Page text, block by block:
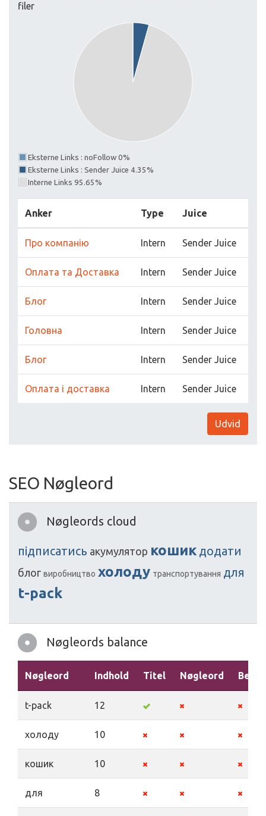
filer
Eksterne Links : noFollow 0%
Eksterne Links : Sender Juice 4.35%
Interne Links 95.65%
Anker Type Juice
Про компанію Intern Sender Juice
Оплата та Доставка Intern Sender Juice
Блог Intern Sender Juice
Головна Intern Sender Juice
Блог Intern Sender Juice
Оплата і доставка Intern Sender Juice
Udvid
SEO Nøgleord
Nøgleords cloud
підписатись акумулятор кошик додати
блог виробництво холоду транспортування для
t-pack
Nøgleords balance
Nøgleord Indhold Titel Nøgleord
t-pack 12
холоду 10
кошик 10
для 8